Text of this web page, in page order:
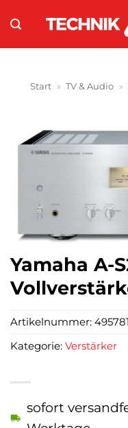
Inhalt
springen
Start » TV & Audio »
Yamaha A-
sofort
Artikelnummer:
Kategorie: Verstärker